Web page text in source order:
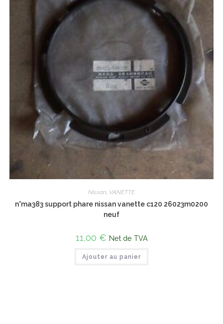
Nissan, VANETTE
n°ma383 support phare nissan vanette c120 26023m0200
neuf
11,00 € Net de TVA
Ajouter au panier